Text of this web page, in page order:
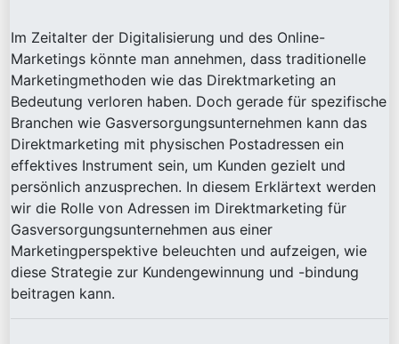
Im Zeitalter der Digitalisierung und des Online-
Marketings könnte man annehmen, dass traditionelle
Marketingmethoden wie das Direktmarketing an
Bedeutung verloren haben. Doch gerade für spezifische
Branchen wie Gasversorgungsunternehmen kann das
Direktmarketing mit physischen Postadressen ein
effektives Instrument sein, um Kunden gezielt und
persönlich anzusprechen. In diesem Erklärtext werden
wir die Rolle von Adressen im Direktmarketing für
Gasversorgungsunternehmen aus einer
Marketingperspektive beleuchten und aufzeigen, wie
diese Strategie zur Kundengewinnung und -bindung
beitragen kann.